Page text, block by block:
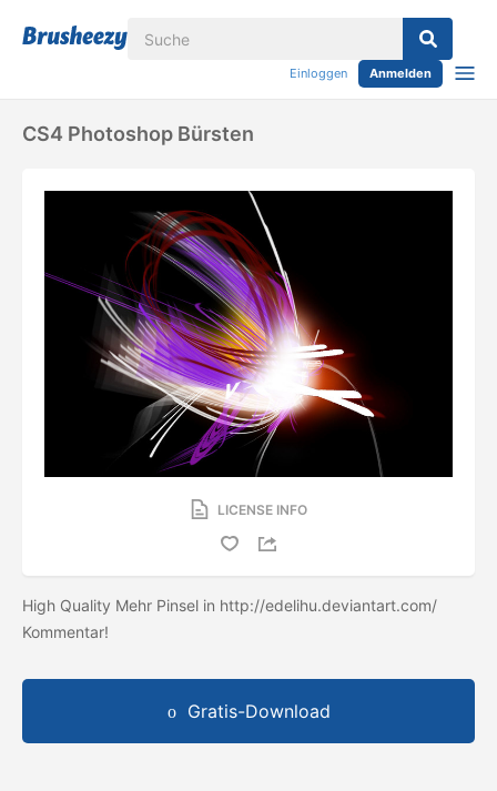
Einloggen Anmelden
CS4 Photoshop Bürsten
LICENSE INFO
High Quality Mehr Pinsel in http://edelihu.deviantart.com/
Kommentar!
Gratis-Download